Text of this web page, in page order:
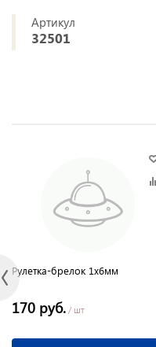
Артикул
32501
Рулетка-брелок 1х6мм
170 руб. / шт